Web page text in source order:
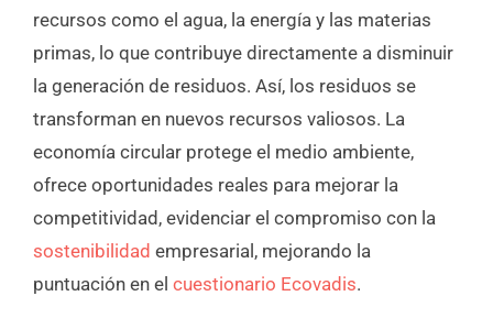
recursos como el agua, la energía y las materias
primas, lo que contribuye directamente a disminuir
la generación de residuos. Así, los residuos se
transforman en nuevos recursos valiosos. La
economía circular protege el medio ambiente,
ofrece oportunidades reales para mejorar la
competitividad, evidenciar el compromiso con la
sostenibilidad empresarial, mejorando la
puntuación en el cuestionario Ecovadis.